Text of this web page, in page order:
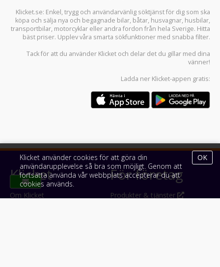
Klicket.se: Enkel, trygg och användarvänlig söktjänst för dig som ska
köpa och sälja nya och begagnade bilar, båtar, husvagnar, husbilar,
transportbilar, motorcyklar eller andra fordon från hela Sverige. Hitta
bäst priser. Upplev våra smarta sökfunktioner med snabba filter.
Tack för att du använder Klicket och delar det du gillar med dina
vänner!
Ladda ner Klicket-appen gratis:
Klicket
Om Klicket
För företag
Produkter & tjänster
Klicket använder cookies för att göra din
användarupplevelse så bra som möjligt. Genom att
fortsätta använda vår webbplats accepterar du att
cookies används.
OK